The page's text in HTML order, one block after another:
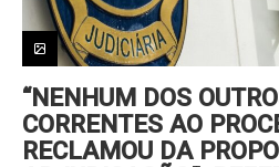
“NENHUM DOS
CORRENTES AO
RECLAMOU DA